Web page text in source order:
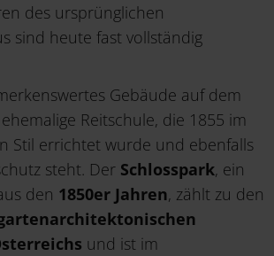
des ursprünglichen
sind heute fast vollständig
Gebäude auf dem
Reitschule, die 1855 im
Stil errichtet wurde und ebenfalls
steht. Der Schlosspark, ein
den 1850er Jahren, zählt zu den
und ist im